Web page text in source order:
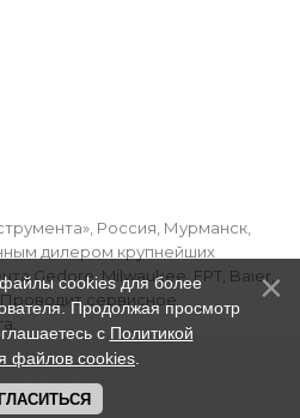
Россия, Мурманск,
дилером крупнейших
Gedore, Milwaukee, FPT, Baier,
Проводит сервисное
© 2016 - 2026
файлы cookies для более
Продолжая просмотр
с Политикой
файлов cookies